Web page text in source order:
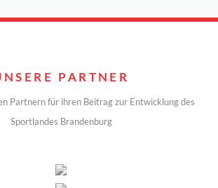
PARTNER
Partnern für ihren Beitrag zur Entwicklung des
Sportlandes Brandenburg